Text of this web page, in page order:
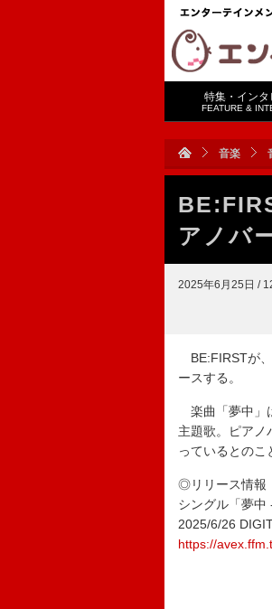
特集・インタ
FEATURE &
音楽
アノバ
2025年6月25日 /
BE:FIRSTが
ースする。
楽曲「夢中」
主題歌。ピアノ
っているとのこ
◎リリース情報
シングル「夢中
2025/6/26
https://